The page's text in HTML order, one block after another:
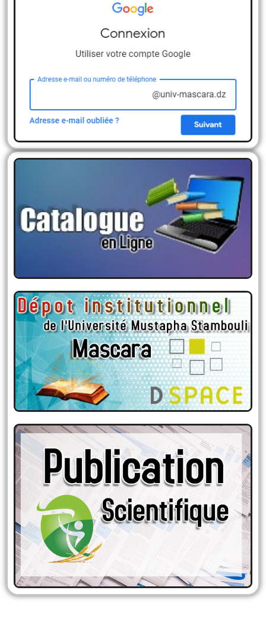
Messagerie
Email institutionnelle
Catalogue Des Bibliothèque
Vous pouvez lancer une recherche portant sur un
ou plusieurs mots (titre, auteur, éditeur, …)
DSPACE
Dépôt institutionnel de l’Université Mustapha
Stambouli Mascara
Publications scientifiques
des enseignants de l’Université de Mascara